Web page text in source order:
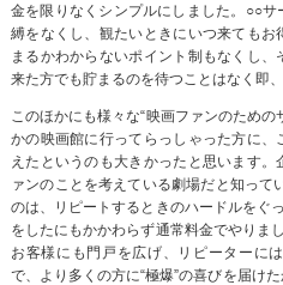
金を限りなくシンプルにしました。○○
縛をなくし、観たいときにいつ来ても
まるかわからないポイント制もなくし
来た方でも貯まるのを待つことはなく即、
このほかにも様々な“映画ファンのため
かの映画館に行ってらっしゃった方に
えたというのも大きかったと思います
ァンのことを考えている劇場だと知って
のは、リピートするときのハードルをぐ
をしたにもかかわらず通常料金でやりま
お客様にも門戸を広げ、リピーターに
で、より多くの方に“極爆”の喜びを届け